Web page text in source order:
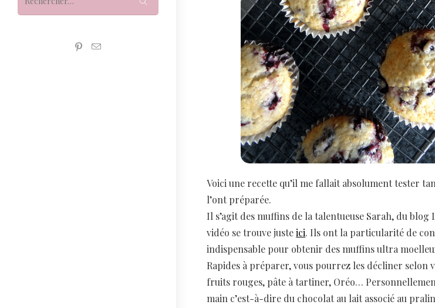
Voici une recette qu’il me fallait absolument tester
l’ont préparée.
Il s’agit des muffins de la talentueuse Sarah, du blog
vidéo se trouve justeici. Ils ont la particularité de
indispensable pour obtenir des muffins ultra
Rapides à préparer, vous pourrez les décliner selon
fruits rouges, pâte à tartiner, Oréo…
main c’est-à-dire du chocolat au lait associé au